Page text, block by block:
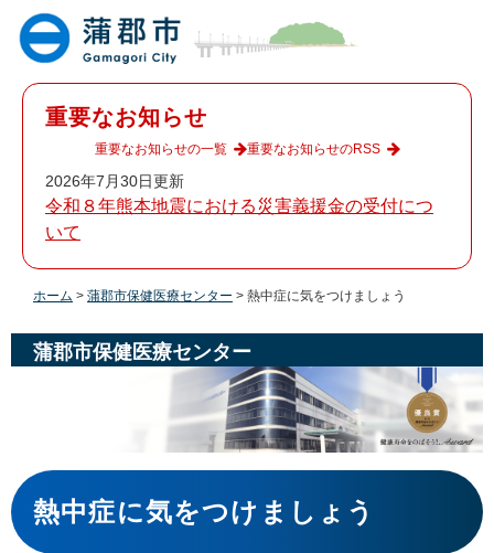
重要なお知らせ
2026年7月30日更新
令和８年熊本地震における災害義援金の受付につ
いて
重要なお知らせの一覧 重要なお知らせのRSS
ホーム > 蒲郡市保健医療センター > 熱中症に気をつけましょう
蒲郡市保健医療センター
本
文
熱中症に気をつけましょう